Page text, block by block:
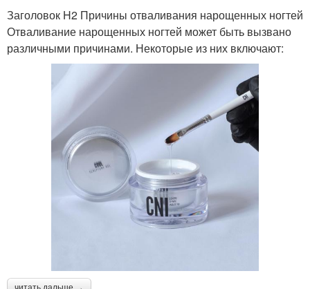
Заголовок H2 Причины отваливания нарощенных ногтей
Отваливание нарощенных ногтей может быть вызвано
различными причинами. Некоторые из них включают: